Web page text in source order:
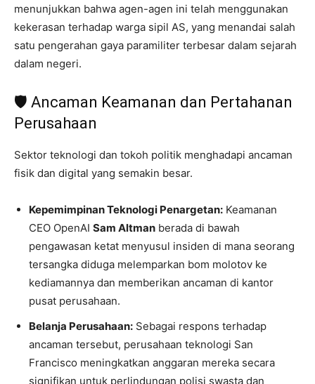
menunjukkan bahwa agen-agen ini telah menggunakan
kekerasan terhadap warga sipil AS, yang menandai salah
satu pengerahan gaya paramiliter terbesar dalam sejarah
dalam negeri.
🛡️ Ancaman Keamanan dan Pertahanan
Perusahaan
Sektor teknologi dan tokoh politik menghadapi ancaman
fisik dan digital yang semakin besar.
Kepemimpinan Teknologi Penargetan: Keamanan
CEO OpenAI Sam Altman berada di bawah
pengawasan ketat menyusul insiden di mana seorang
tersangka diduga melemparkan bom molotov ke
kediamannya dan memberikan ancaman di kantor
pusat perusahaan.
Belanja Perusahaan: Sebagai respons terhadap
ancaman tersebut, perusahaan teknologi San
Francisco meningkatkan anggaran mereka secara
signifikan untuk perlindungan polisi swasta dan